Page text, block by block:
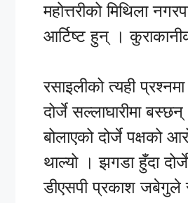
महोत्तरीको मिथिला
आर्टिष्ट हुन् ।
रसाइलीको त्यही
दोर्जे सल्लाघारीमा
बोलाएको दोर्जे पक्षको
थाल्यो । झगडा हुँदा
डीएसपी प्रकाश जबेगुले